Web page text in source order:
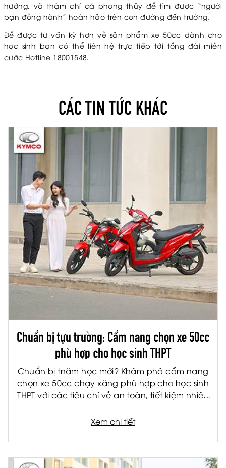
hướng, và thậm chí cả phong thủy để tìm được “người
bạn đồng hành” hoàn hảo trên con đường đến trường.
Để được tư vấn kỹ hơn về sản phẩm xe 50cc dành cho
học sinh bạn có thể liên hệ trực tiếp tới tổng đài miễn
cước Hotline 18001548.
CÁC TIN TỨC KHÁC
Chuẩn bị tựu trường: Cẩm nang chọn xe 50cc
phù hợp cho học sinh THPT
Chuẩn bị tnăm học mới? Khám phá cẩm nang
chọn xe 50cc chạy xăng phù hợp cho học sinh
THPT với các tiêu chí về an toàn, tiết kiệm nhiên
Xem chi tiết